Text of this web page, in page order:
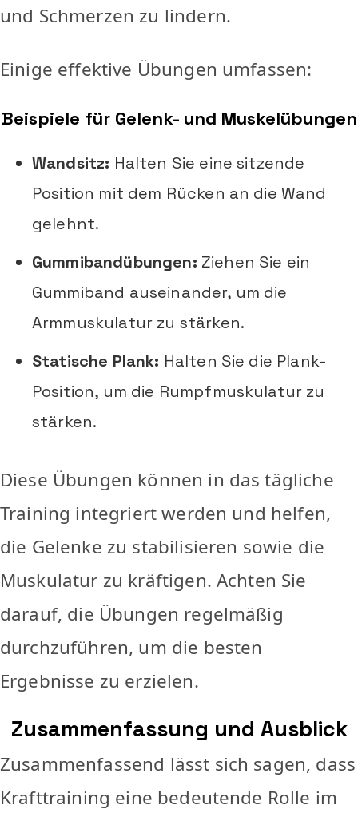
und Schmerzen zu lindern.
Einige effektive Übungen umfassen:
Beispiele für Gelenk- und Muskelübungen
Wandsitz: Halten Sie eine sitzende
Position mit dem Rücken an die Wand
gelehnt.
Gummibandübungen: Ziehen Sie ein
Gummiband auseinander, um die
Armmuskulatur zu stärken.
Statische Plank: Halten Sie die Plank-
Position, um die Rumpfmuskulatur zu
stärken.
Diese Übungen können in das tägliche
Training integriert werden und helfen,
die Gelenke zu stabilisieren sowie die
Muskulatur zu kräftigen. Achten Sie
darauf, die Übungen regelmäßig
durchzuführen, um die besten
Ergebnisse zu erzielen.
Zusammenfassung und Ausblick
Zusammenfassend lässt sich sagen, dass
Krafttraining eine bedeutende Rolle im